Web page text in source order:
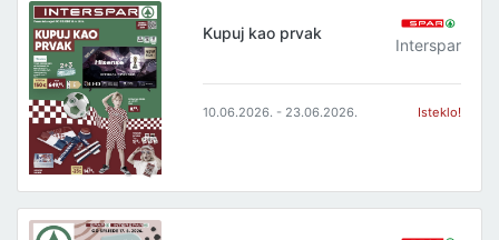
Kupuj kao prvak
Interspar
10.06.2026. - 23.06.2026. Isteklo!